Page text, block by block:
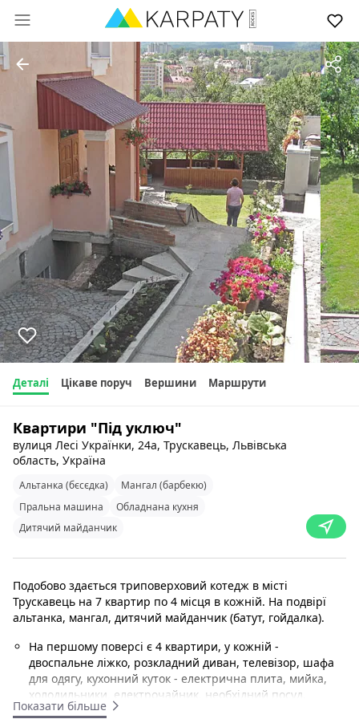
Деталі Цікаве поруч Вершини Маршрути
Квартири "Під уключ"
вулиця Лесі Українки, 24а, Трускавець, Львівська
область, Україна
Альтанка (бєсєдка)
Мангал (барбекю)
Пральна машина
Обладнана кухня
Дитячий майданчик
Подобово здається триповерховий котедж в місті
Трускавець на 7 квартир по 4 місця в кожній. На подвірї
альтанка, мангал, дитячий майданчик (батут, гойдалка).
На першому поверсі є 4 квартири, у кожній -
двоспальне ліжко, розкладний диван, телевізор, шафа
для одягу, кухонний куток - електрична плита, мийка,
холодильники, електрочайник, необхідний посуд,
пральна машина; санвузол - туалет, умивальник, ванна.
Показати більше